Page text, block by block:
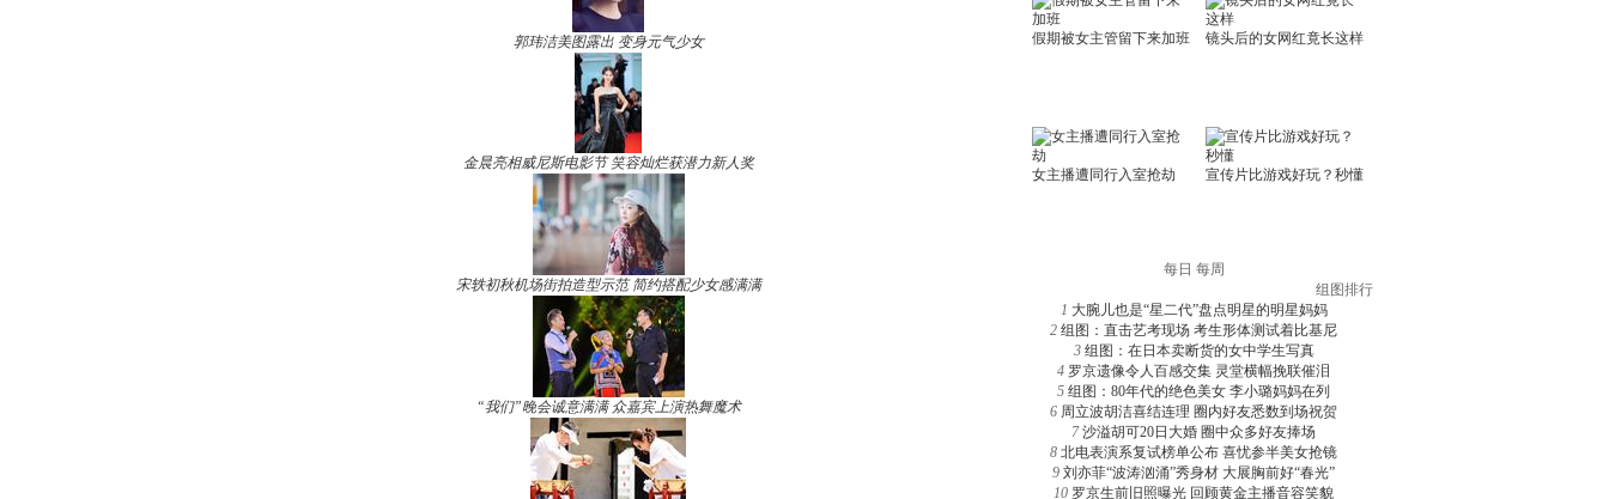
郭玮洁美图露出 变身元气少女
金晨亮相威尼斯电影节 笑容灿烂获潜力新人奖
宋轶初秋机场街拍造型示范 简约搭配少女感满满
“我们”晚会诚意满满 众嘉宾上演热舞魔术
每日 每周
组图排行
1 大腕儿也是“星二代”盘点明星的明星妈妈
2 组图：直击艺考现场 考生形体测试着比基尼
3 组图：在日本卖断货的女中学生写真
4 罗京遗像令人百感交集 灵堂横幅挽联催泪
5 组图：80年代的绝色美女 李小璐妈妈在列
6 周立波胡洁喜结连理 圈内好友悉数到场祝贺
7 沙溢胡可20日大婚 圈中众多好友捧场
8 北电表演系复试榜单公布 喜忧参半美女抢镜
9 刘亦菲“波涛汹涌”秀身材 大展胸前好“春光”
10 罗京生前旧照曝光 回顾黄金主播音容笑貌